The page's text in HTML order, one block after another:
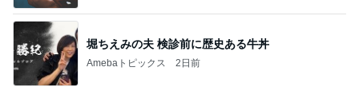
堀ちえみの夫 検診前に歴史ある牛丼
Amebaトピックス 2日前